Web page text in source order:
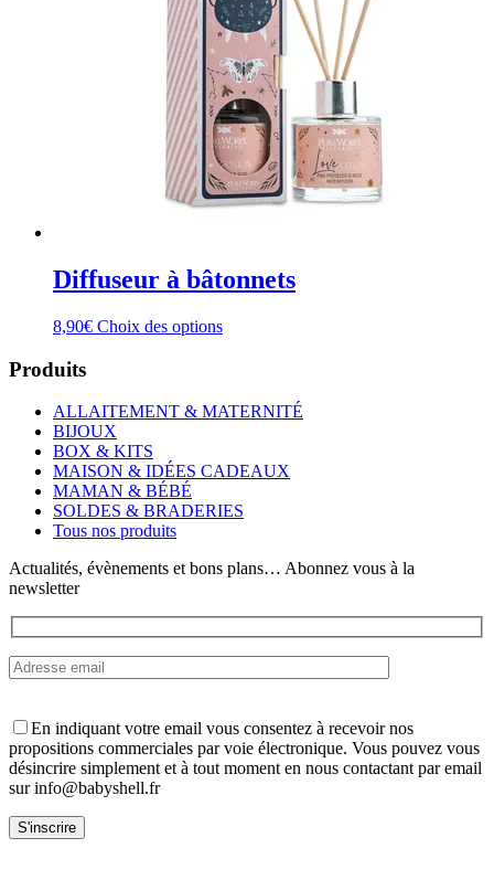
Diffuseur à bâtonnets
8,90€ Choix des optionsCe
variations.
Les
peuvent
être
choisies
sur
page
du
Produits
ALLAITEMENT & MATERNITÉ
BIJOUX
BOX & KITS
MAISON & IDÉES CADEAUX
MAMAN & BÉBÉ
SOLDES & BRADERIES
Tous nos produits
Actualités, évènements et bons plans… Abonnez vous à la
newsletter
En indiquant votre email vous consentez à recevoir nos
propositions commerciales par voie électronique. Vous pouvez vous
désincrire simplement et à tout moment en nous contactant par email
sur info@babyshell.fr